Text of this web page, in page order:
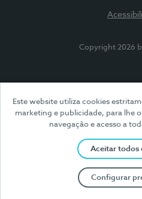
Este website utiliza cookies
marketing e publicidade, para lhe
navegação e acesso a
Aceitar todos
Configurar
Copyright 2026